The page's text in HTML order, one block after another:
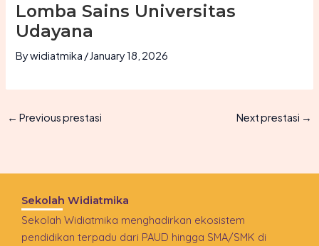
Lomba Sains Universitas
Udayana
Bywidiatmika /January 18, 2026
← Previous prestasi Next prestasi →
Sekolah Widiatmika
Sekolah Widiatmika menghadirkan ekosistem
pendidikan terpadu dari PAUD hingga SMA/SMK di